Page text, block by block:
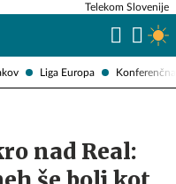
Liga Europa
Telekom Slovenije
nad Real: